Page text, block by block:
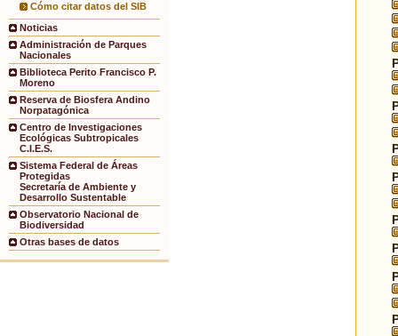
Cómo citar datos del SIB
Noticias
Administración de Parques
Nacionales
Biblioteca Perito Francisco P.
Moreno
Reserva de Biosfera Andino
Norpatagónica
Centro de Investigaciones
Ecológicas Subtropicales
C.I.E.S.
Sistema Federal de Áreas
Protegidas
Secretaría de Ambiente y
Desarrollo Sustentable
Observatorio Nacional de
Biodiversidad
Otras bases de datos